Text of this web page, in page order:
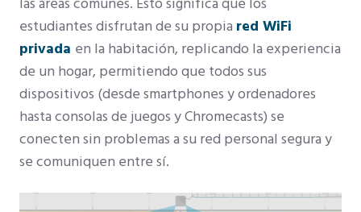
estudiantes disfrutan de su propia red WiFi
privada en la habitación, replicando la experiencia
de un hogar, permitiendo que todos sus
dispositivos (desde smartphones y ordenadores
hasta consolas de juegos y Chromecasts) se
conecten sin problemas a su red personal segura y
se comuniquen entre sí.